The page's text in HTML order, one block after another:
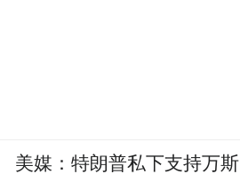
美媒：特朗普私下支持万斯